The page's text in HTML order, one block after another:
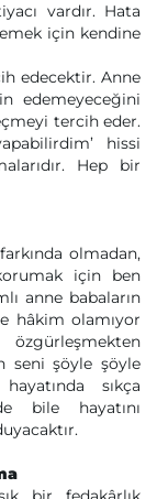
vardır. Hata
için kendine
edecektir. Anne
edemeyeceğini
tercih eder.
hissi
Hep bir
olmadan,
için ben
anne babaların
hâkim olamıyor
seni şöyle şöyle
sıkça
bile hayatını